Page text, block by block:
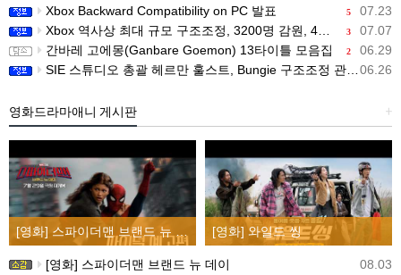
5 07.23
Xbox Backward Compatibility on PC 발표
3 07.07
Xbox 역사상 최대 규모 구조조정, 3200명 감원, 4개 스튜디오 분리
2 06.29
간바레 고에몽(Ganbare Goemon) 13타이틀 모음집
06.26
SIE 스튜디오 총괄 헤르만 훌스트, Bungie 구조조정 관련 직원 메시지 공개
+
영화드라마애니 게시판
[영화] 와일드 씽
08.03
[영화] 스파이더맨 브랜드 뉴 데이